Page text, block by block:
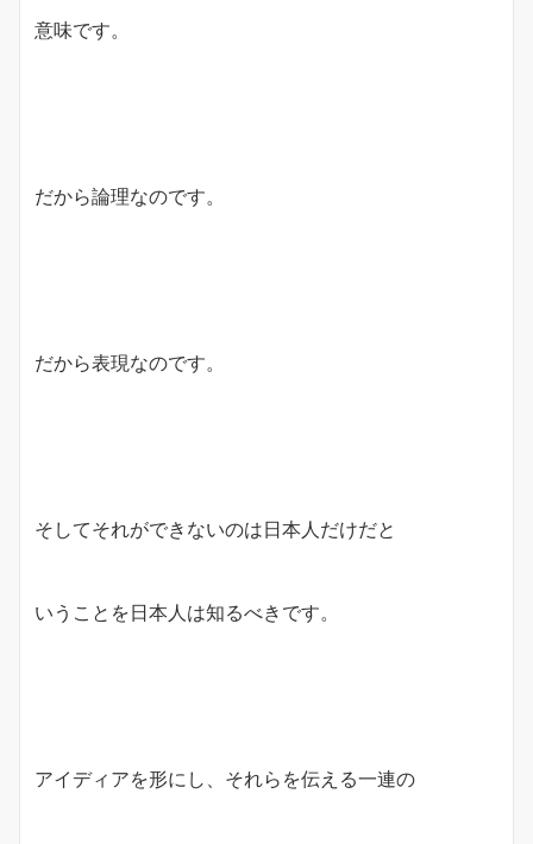
意味です。
だから論理なのです。
だから表現なのです。
そしてそれができないのは日本人だけだと
いうことを日本人は知るべきです。
アイディアを形にし、それらを伝える一連の